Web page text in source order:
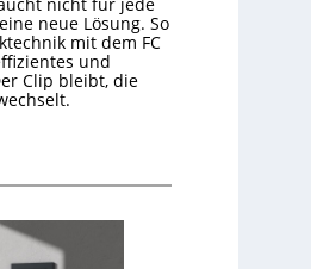
neue Lösung. So
mit dem FC
und
Clip bleibt, die